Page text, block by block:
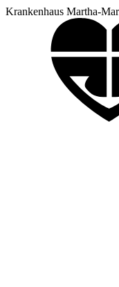
Krankenhaus Martha-